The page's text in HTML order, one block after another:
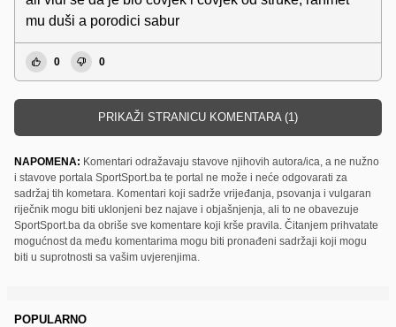
mu duši a porodici sabur
0 0
PRIKAŽI STRANICU KOMENTARA (1)
NAPOMENA: Komentari odražavaju stavove njihovih autora/ica, a ne nužno
i stavove portala SportSport.ba te portal ne može i neće odgovarati za
sadržaj tih kometara. Komentari koji sadrže vrijeđanja, psovanja i vulgaran
riječnik mogu biti uklonjeni bez najave i objašnjenja, ali to ne obavezuje
SportSport.ba da obriše sve komentare koji krše pravila. Čitanjem prihvatate
mogućnost da među komentarima mogu biti pronađeni sadržaji koji mogu
biti u suprotnosti sa vašim uvjerenjima.
POPULARNO